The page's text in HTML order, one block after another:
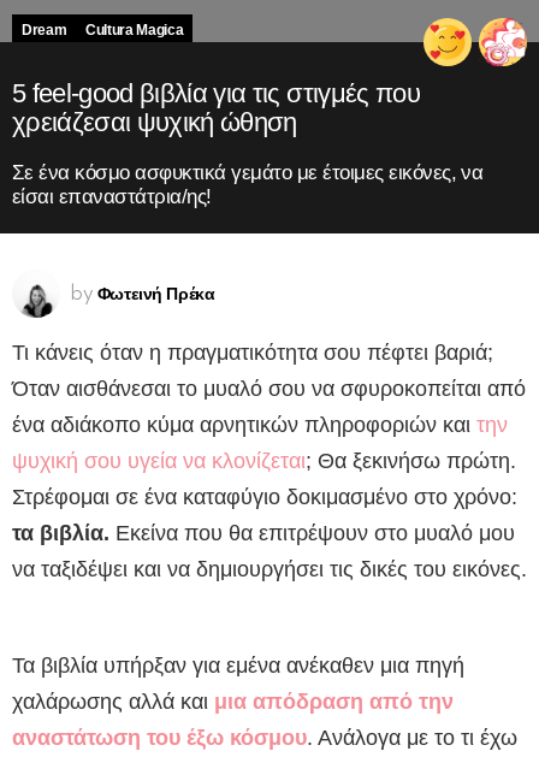
Dream Cultura Magica
5 feel-good βιβλία για τις στιγμές που
χρειάζεσαι ψυχική ώθηση
Σε ένα κόσμο ασφυκτικά γεμάτο με έτοιμες εικόνες, να
είσαι επαναστάτρια/ης!
by Φωτεινή Πρέκα
Τι κάνεις όταν η πραγματικότητα σου πέφτει βαριά;
Όταν αισθάνεσαι το μυαλό σου να σφυροκοπείται από
ένα αδιάκοπο κύμα αρνητικών πληροφοριών και την
ψυχική σου υγεία να κλονίζεται; Θα ξεκινήσω πρώτη.
Στρέφομαι σε ένα καταφύγιο δοκιμασμένο στο χρόνο:
τα βιβλία. Εκείνα που θα επιτρέψουν στο μυαλό μου
να ταξιδέψει και να δημιουργήσει τις δικές του εικόνες.
Τα βιβλία υπήρξαν για εμένα ανέκαθεν μια πηγή
χαλάρωσης αλλά και μια απόδραση από την
αναστάτωση του έξω κόσμου. Ανάλογα με το τι έχω